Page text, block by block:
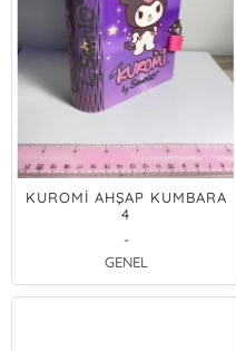
KUROMİ AHŞAP KUMBARA
4
-
GENEL